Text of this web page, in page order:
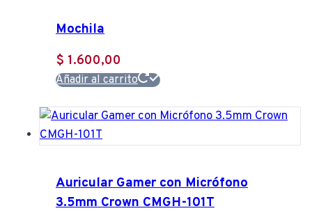
Mochila
$ 1.600,00
Añadir al carrito
Auricular Gamer con Micrófono
3.5mm Crown CMGH-101T